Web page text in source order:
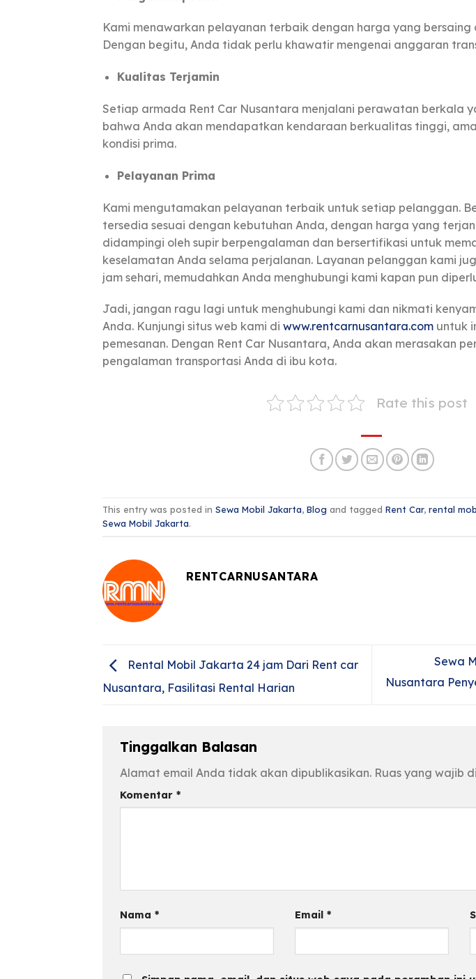
Kami menawarkan pelayanan terbaik dengan harga yang bersaing
Dengan begitu, Anda tidak perlu khawatir mengenai anggaran
Kualitas Terjamin
Setiap armada Rent Car Nusantara menjalani perawatan berkala
bahwa Anda akan mendapatkan kendaraan berkualitas tinggi,
kondisi prima.
Pelayanan Prima
Kami mengutamakan pelayanan terbaik untuk setiap pelanggan.
tersedia sesuai dengan kebutuhan Anda, dengan harga yang
didampingi oleh supir berpengalaman dan bersertifikasi untuk
keselamatan Anda selama perjalanan. Layanan pelanggan kami
jam sehari, memudahkan Anda menghubungi kami kapan pun
Jadi, jangan ragu lagi untuk menghubungi kami dan nikmati
Anda. Kunjungi situs web kami di www.rentcarnusantara.com untuk
pemesanan. Dengan Rent Car Nusantara, Anda akan merasakan
pengalaman transportasi Anda di ibu kota.
Rate this post
This entry was posted in Sewa Mobil Jakarta, Blog and tagged Rent Car, rental
Sewa Mobil Jakarta.
RENTCARNUSANTARA
Rental Mobil Jakarta 24 jam Dari Rent car
Nusantara, Fasilitasi Rental Harian
Sewa
Nusantara
Tinggalkan Balasan
Alamat email Anda tidak akan dipublikasikan. Ruas yang wajib
Komentar *
Nama * Email *